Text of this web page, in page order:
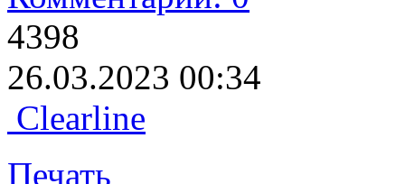
4398
26.03.2023 00:34
Clearline
Печать